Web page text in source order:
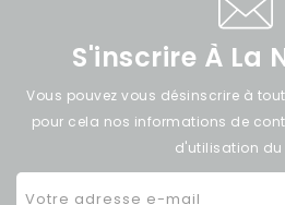
S'inscrire À La
Vous pouvez vous désinscrire à
pour cela nos informations de
d'utilisation du